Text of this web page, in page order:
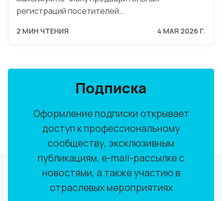
регистраций посетителей.…
2 МИН ЧТЕНИЯ 4 МАЯ 2026 Г.
Подписка
Оформление подписки открывает
доступ к профессиональному
сообществу, эксклюзивным
публикациям, e-mail-рассылке с
новостями, а также участию в
отраслевых мероприятиях